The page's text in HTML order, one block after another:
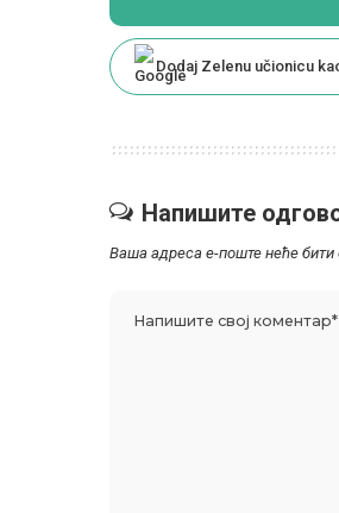
Dodaj Zelenu učionicu
Напишите
Ваша адреса е-поште неће бити